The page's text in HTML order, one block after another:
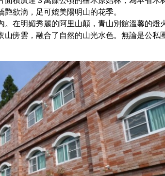
欲滴，足可媲美陽明山的花季。
。在明媚秀麗的阿里山顛，青山別館溫馨的
傍雲，融合了自然的山光水色。無論是公私